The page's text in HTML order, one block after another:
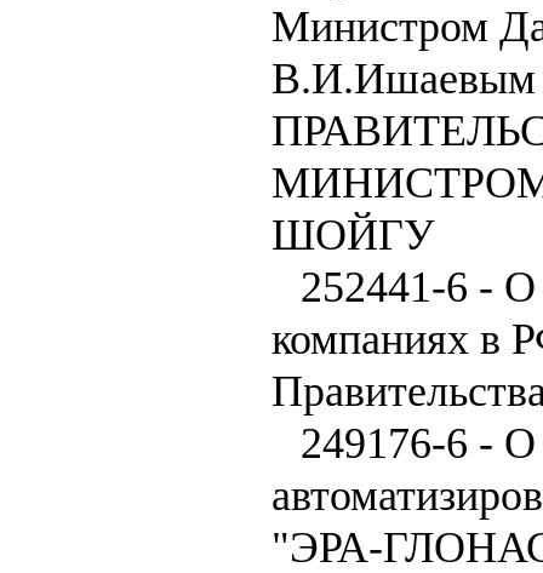
Министром
ШОЙГУ
252441-6 -
компаниях в
249176-6 - О
"ЭРА-